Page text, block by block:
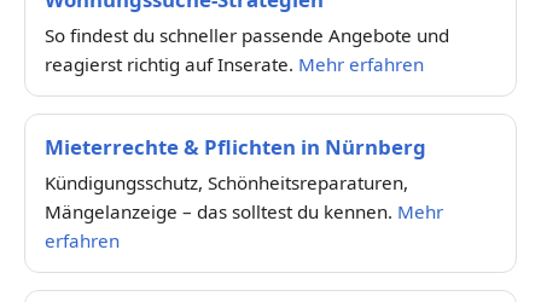
So findest du schneller passende Angebote und
reagierst richtig auf Inserate. Mehr erfahren
Mieterrechte & Pflichten in Nürnberg
Kündigungsschutz, Schönheitsreparaturen,
Mängelanzeige – das solltest du kennen. Mehr
erfahren